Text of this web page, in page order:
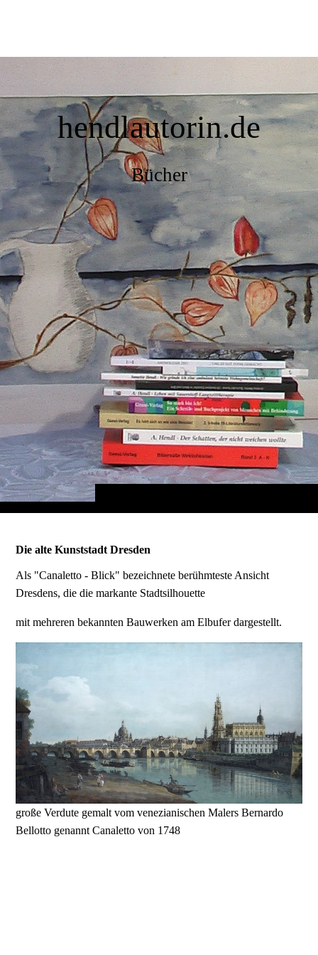
hendlautorin.de
Bücher
Die alte Kunststadt Dresden
Als "Canaletto - Blick" bezeichnete berühmteste Ansicht
Dresdens, die die markante Stadtsilhouette
mit mehreren bekannten Bauwerken am Elbufer dargestellt.
große Verdute gemalt vom venezianischen Malers Bernardo
Bellotto genannt Canaletto von 1748